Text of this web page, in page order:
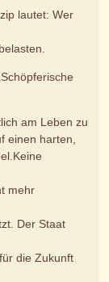
lautet: Wer
am Leben zu
einen harten,
mehr
Der Staat
die Zukunft